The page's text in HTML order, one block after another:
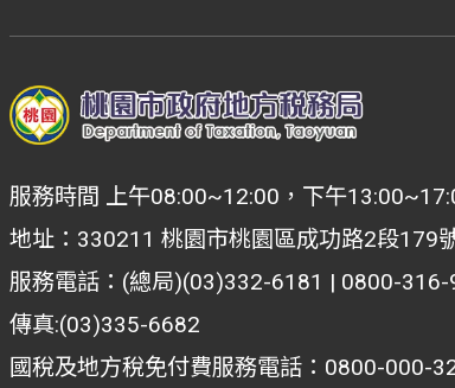
服務時間 上午08:00~12:00，下午
地址：330211 桃園市桃園區成功路2段179
服務電話：(總局)(03)332-6181 | 0800-316-
傳真:(03)335-6682
國稅及地方稅免付費服務電話：0800-000-